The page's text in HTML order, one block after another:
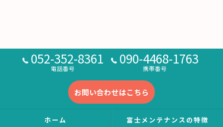
052-352-8361
電話番号
090-4468-1763
携帯番号
お問い合わせはこちら
ホーム 富士メンテナンスの特徴